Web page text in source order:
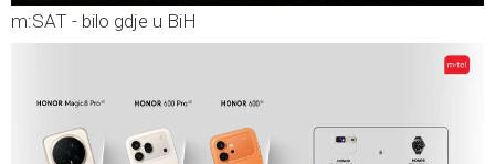
m:SAT - bilo gdje u BiH